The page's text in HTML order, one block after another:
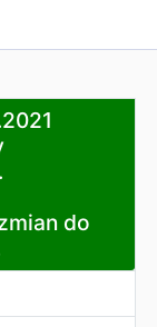
pracy.
do